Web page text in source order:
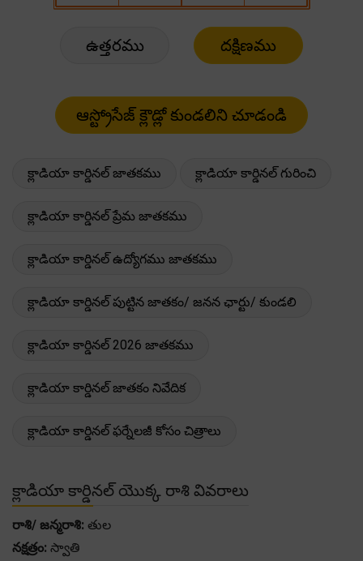
ఉత్తరము దక్షిణము
క్లాడియా కార్డినల్ జాతకము క్లాడియా కార్డినల్ గురించి
క్లాడియా కార్డినల్ ప్రేమ జాతకము
క్లాడియా కార్డినల్ ఉద్యోగము జాతకము
క్లాడియా కార్డినల్ పుట్టిన జాతకం/ జనన ఛార్టు/ కుండలి
క్లాడియా కార్డినల్ 2026 జాతకము
క్లాడియా కార్డినల్ జాతకం నివేదిక
క్లాడియా కార్డినల్ ఫర్నేలజీ కోసం చిత్రాలు
క్లాడియా కార్డినల్ యొక్క రాశి వివరాలు
రాశి/ జన్మరాశి: తుల
నక్షత్రం: స్వాతి